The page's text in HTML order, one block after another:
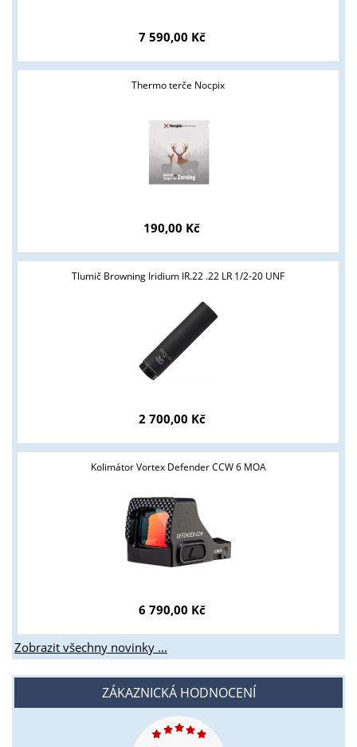
7 590,00 Kč
Thermo terče Nocpix
190,00 Kč
Tlumič Browning Iridium IR.22 .22 LR 1/2-20 UNF
2 700,00 Kč
Kolimátor Vortex Defender CCW 6 MOA
6 790,00 Kč
Zobrazit všechny novinky ...
ZÁKAZNICKÁ HODNOCENÍ
podmínky?
ANO NE